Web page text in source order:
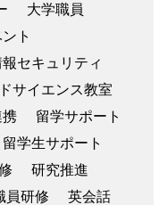
大学職員
ト
セキュリティ
サイエンス教室
携
留学サポート
留学生サポート
研究推進
員研修
英会話